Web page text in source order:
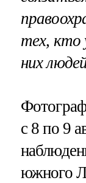
тех, кто
них
с 8 по 9
южного